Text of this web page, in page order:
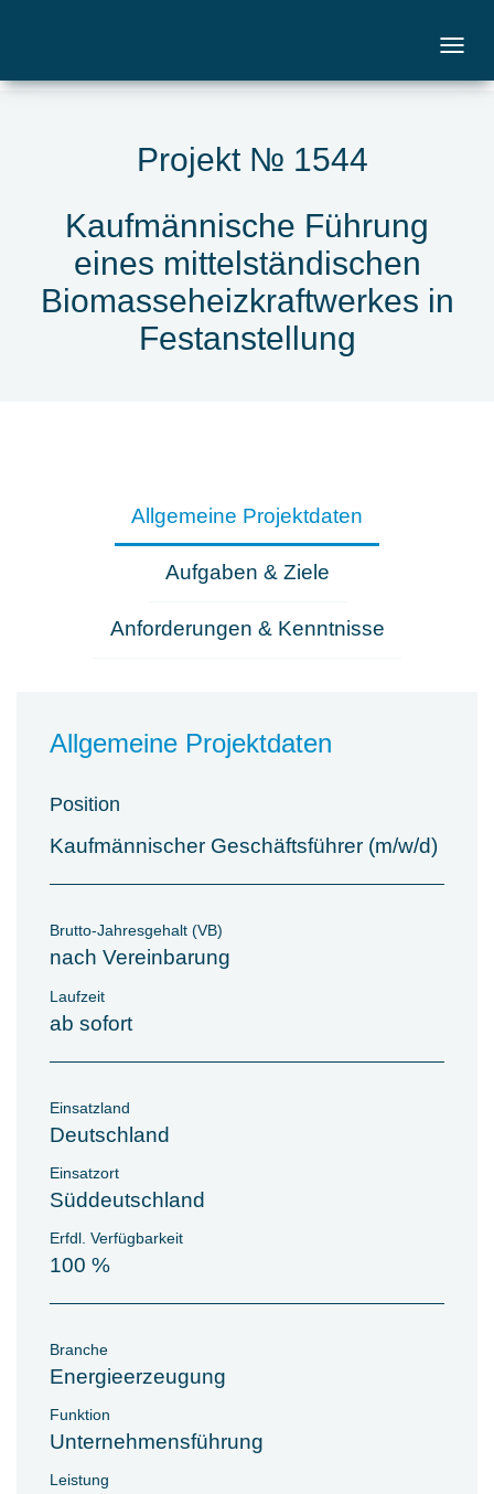
Projekt № 1544
Kaufmännische Führung
eines mittelständischen
Biomasseheizkraftwerkes in
Festanstellung
Allgemeine Projektdaten
Aufgaben & Ziele
Anforderungen & Kenntnisse
Allgemeine Projektdaten
Position
Kaufmännischer Geschäftsführer (m/w/d)
Brutto-Jahresgehalt (VB)
nach Vereinbarung
Laufzeit
ab sofort
Einsatzland
Deutschland
Einsatzort
Süddeutschland
Erfdl. Verfügbarkeit
100 %
Branche
Energieerzeugung
Funktion
Unternehmensführung
Leistung